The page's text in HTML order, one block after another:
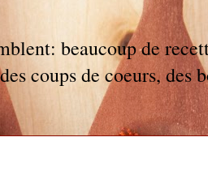
beaucoup de
coups de coeurs, des